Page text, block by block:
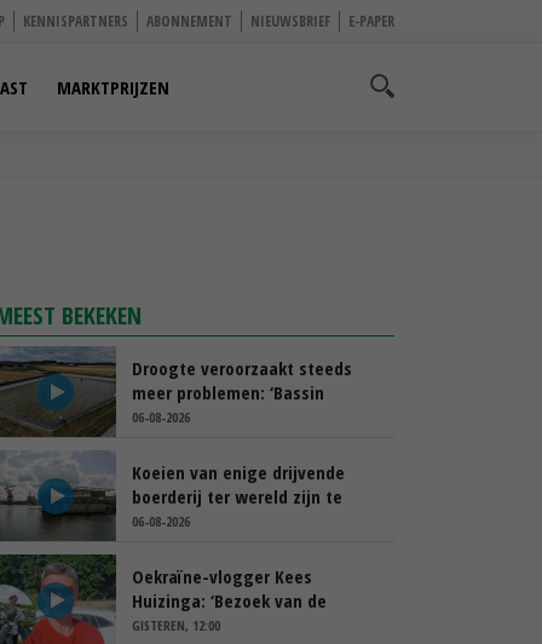
KENNISPARTNERS ABONNEMENT NIEUWSBRIEF E-PAPER
MARKTPRIJZEN
BEKEKEN
Droogte veroorzaakt steeds
meer problemen: ‘Bassin
afgelopen week al leeg’
06-08-2026
Koeien van enige drijvende
boerderij ter wereld zijn te
koop
06-08-2026
Oekraïne-vlogger Kees
Huizinga: ‘Bezoek van de
ambassade mag zelf groente
GISTEREN, 12:00